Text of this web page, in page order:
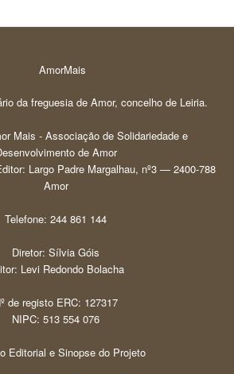
da freguesia de Amor, concelho de Leiria.
Mais - Associação de Solidariedade e
de Amor
Largo Padre Margalhau, nº3 — 2400-788
Amor
Telefone: 244 861 144
Diretor: Sílvia Góis
Levi Redondo Bolacha
de registo ERC: 127317
NIPC: 513 554 076
Editorial e Sinopse do Projeto